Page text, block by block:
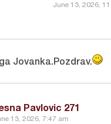
June 13, 2026,
Pavlovic 271
13, 2026, 7:47 am
Jovanka.Pozdrav.